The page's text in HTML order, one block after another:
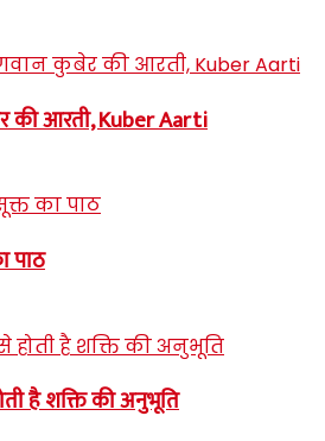
की आरती, Kuber Aarti
पाठ
है शक्ति की अनुभूति